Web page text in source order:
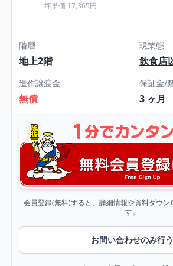
坪単価 17,365円
階層
地上2階
現業態
飲食店
造作譲渡金
無償
保証金/
3 ヶ月
会員登録(無料)すると、詳細情報や資料ダウン
す。
お問い合わせのみ行う